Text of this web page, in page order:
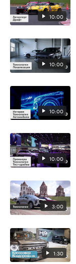
10:00
10:00
10:00
10:00
3:00
1:30